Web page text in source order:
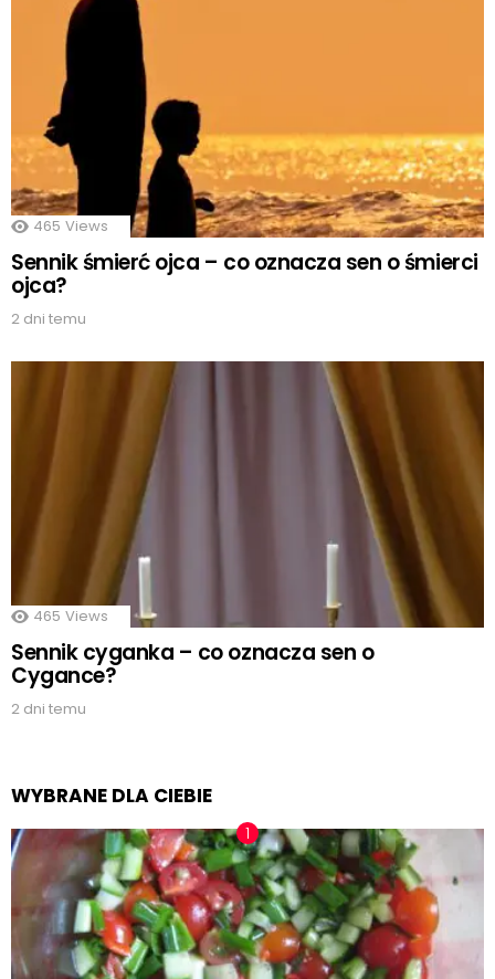
465 Views
Sennik śmierć ojca – co oznacza sen o śmierci
ojca?
2 dni temu
465 Views
Sennik cyganka – co oznacza sen o
Cygance?
2 dni temu
WYBRANE DLA CIEBIE